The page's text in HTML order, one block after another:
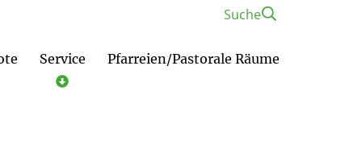
Service Pfarreien/Pastorale Räume
Suche